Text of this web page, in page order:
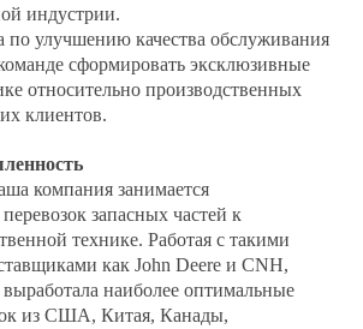
индустрии.
по улучшению качества обслуживания
сформировать эксклюзивные
относительно производственных
клиентов.
компания занимается
запасных частей к
технике. Работая с такими
как John Deere и CNH,
наиболее оптимальные
из США, Китая, Канады,